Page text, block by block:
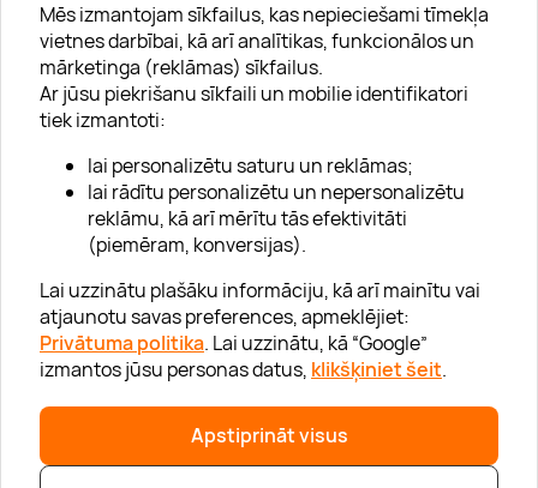
Mēs izmantojam sīkfailus, kas nepieciešami tīmekļa
vietnes darbībai, kā arī analītikas, funkcionālos un
mārketinga (reklāmas) sīkfailus.
Ar jūsu piekrišanu sīkfaili un mobilie identifikatori
tiek izmantoti:
lai personalizētu saturu un reklāmas;
lai rādītu personalizētu un nepersonalizētu
reklāmu, kā arī mērītu tās efektivitāti
(piemēram, konversijas).
Lai uzzinātu plašāku informāciju, kā arī mainītu vai
atjaunotu savas preferences, apmeklējiet:
Privātuma politika. Lai uzzinātu, kā “Google”
izmantos jūsu personas datus, klikšķiniet šeit.
Apstiprināt visus
Par "Lieliska dāvana"
Uzņēmumiem
Palīdzība
“GERA DOVANA” GRUPA